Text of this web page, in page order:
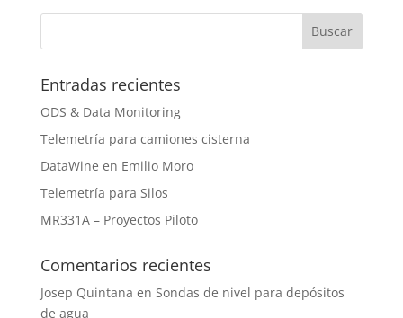
Entradas recientes
ODS & Data Monitoring
Telemetría para camiones cisterna
DataWine en Emilio Moro
Telemetría para Silos
MR331A – Proyectos Piloto
Comentarios recientes
Josep Quintana en Sondas de nivel para depósitos
de agua